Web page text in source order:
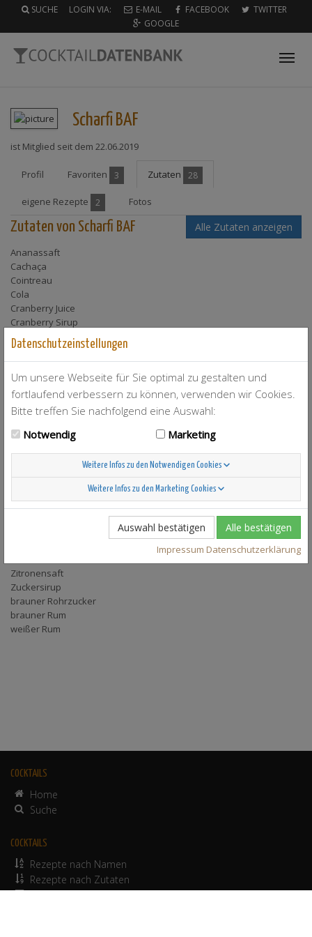
SUCHE LOGIN VIA: E-MAIL FACEBOOK
TWITTER
GOOGLE
Scharfi BAF
ist Mitglied seit dem 22.06.2019
Profil Favoriten 3 Zutaten 28
eigene Rezepte 2 Fotos
Alle Zutaten anzeigen
Zutaten von Scharfi BAF
Ananassaft
Cachaça
Cointreau
Cola
Cranberry Juice
Cranberry Sirup
Ginger Ale
Grenadine
Kaffee
Kokossirup
Limette(n)
Limettensaft
Minzeblätter
Rum Overproof
Sodawasser
Zitronensaft
Zuckersirup
brauner Rohrzucker
brauner Rum
weißer Rum
COCKTAILS
Home
Suche
COCKTAILS
Rezepte nach Namen
Rezepte nach Zutaten
alkoholfreie Rezepte
Datenschutzeinstellungen
Um unsere Webseite für Sie optimal zu gestalten und
fortlaufend verbessern zu können, verwenden wir Cookies.
Bitte treffen Sie nachfolgend eine Auswahl:
Notwendig
Marketing
Weitere Infos zu den Notwendigen Cookies
Weitere Infos zu den Marketing Cookies
Auswahl bestätigen Alle bestätigen
Impressum Datenschutzerklärung